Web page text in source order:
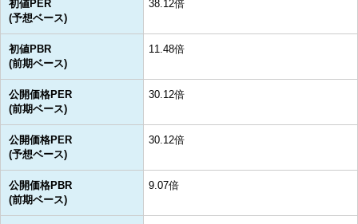
初値PER
(予想ベース)
38.12倍
初値PBR
(前期ベース)
11.48倍
公開価格PER
(前期ベース)
30.12倍
公開価格PER
(予想ベース)
30.12倍
公開価格PBR
(前期ベース)
9.07倍